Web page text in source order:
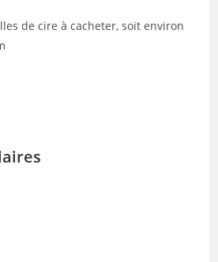
de cire à cacheter, soit environ